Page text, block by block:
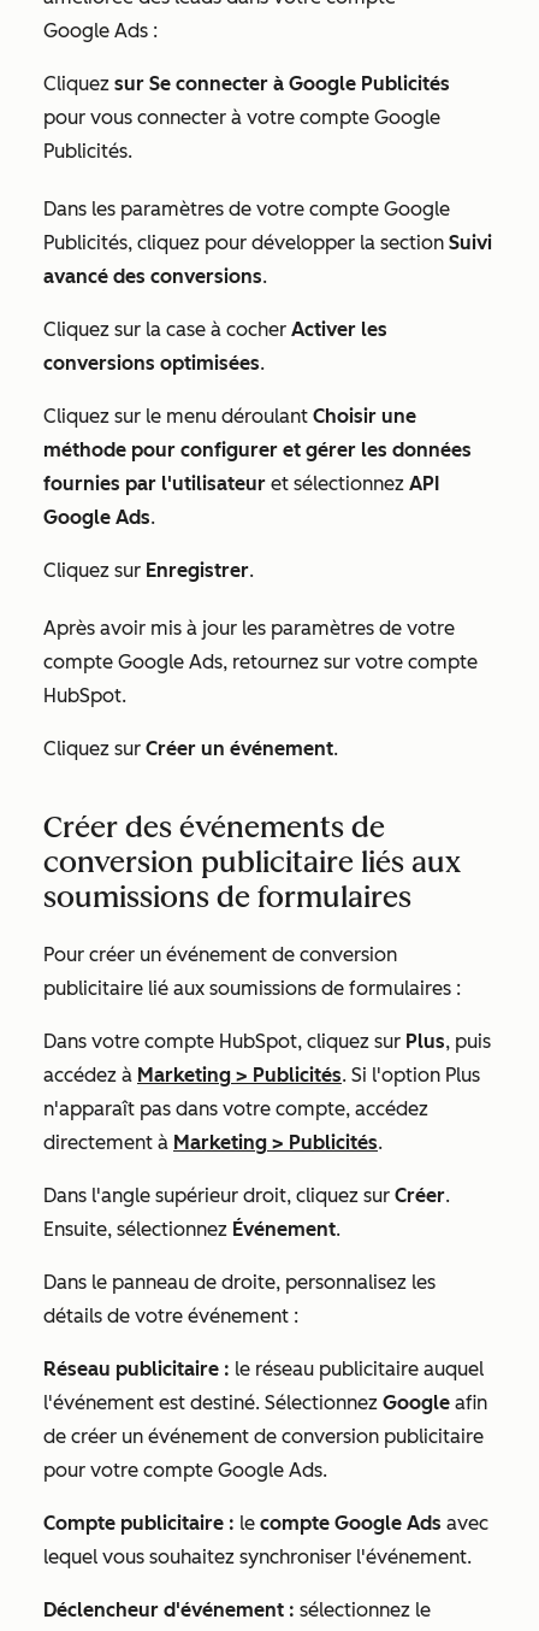
Google Ads :
Cliquez sur Se connecter à Google Publicités
pour vous connecter à votre compte Google
Publicités.
Dans les paramètres de votre compte Google
Publicités, cliquez pour développer la section Suivi
avancé des conversions.
Cliquez sur la case à cocher Activer les
conversions optimisées.
Cliquez sur le menu déroulant Choisir une
méthode pour configurer et gérer les données
fournies par l'utilisateur et sélectionnez API
Google Ads.
Cliquez sur Enregistrer.
Après avoir mis à jour les paramètres de votre
compte Google Ads, retournez sur votre compte
HubSpot.
Cliquez sur Créer un événement.
Créer des événements de
conversion publicitaire liés aux
soumissions de formulaires
Pour créer un événement de conversion
publicitaire lié aux soumissions de formulaires :
Dans votre compte HubSpot, cliquez sur Plus, puis
accédez à Marketing > Publicités. Si l'option Plus
n'apparaît pas dans votre compte, accédez
directement à Marketing > Publicités.
Dans l'angle supérieur droit, cliquez sur Créer.
Ensuite, sélectionnez Événement.
Dans le panneau de droite, personnalisez les
détails de votre événement :
Réseau publicitaire : le réseau publicitaire auquel
l'événement est destiné. Sélectionnez Google afin
de créer un événement de conversion publicitaire
pour votre compte Google Ads.
Compte publicitaire : le compte Google Ads avec
lequel vous souhaitez synchroniser l'événement.
Déclencheur d'événement : sélectionnez le